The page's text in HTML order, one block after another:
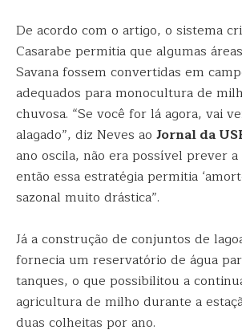
De acordo com o artigo, o sistema
Casarabe permitia que algumas
Savana fossem convertidas em
adequados para monocultura de
chuvosa. “Se você for lá agora, vai
alagado”, diz Neves ao Jornal da
ano oscila, não era possível prever
então essa estratégia permitia
sazonal muito drástica”.
Já a construção de conjuntos de
fornecia um reservatório de água
tanques, o que possibilitou a
agricultura de milho durante a
duas colheitas por ano.